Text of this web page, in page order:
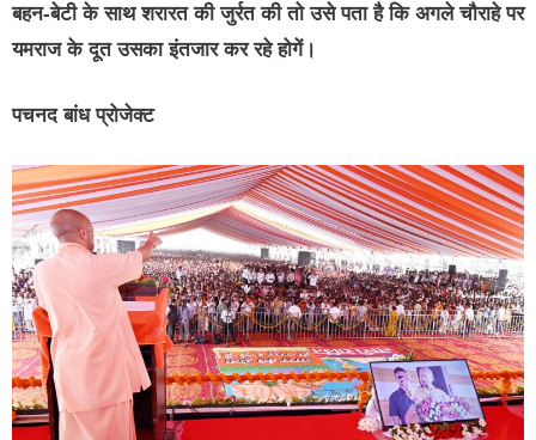
बहन-बेटी के साथ शरारत की जुर्रत की तो उसे पता है कि अगले चौराहे पर
यमराज के दूत उसका इंतजार कर रहे होगें।
पचनद बांध प्रोजेक्ट